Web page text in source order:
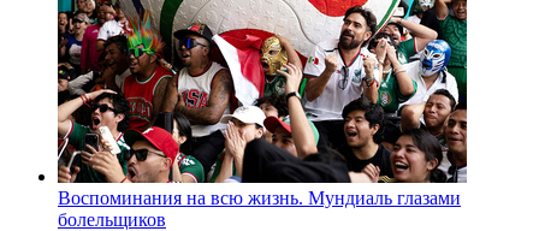
Воспоминания на всю жизнь. Мундиаль глазами
болельщиков